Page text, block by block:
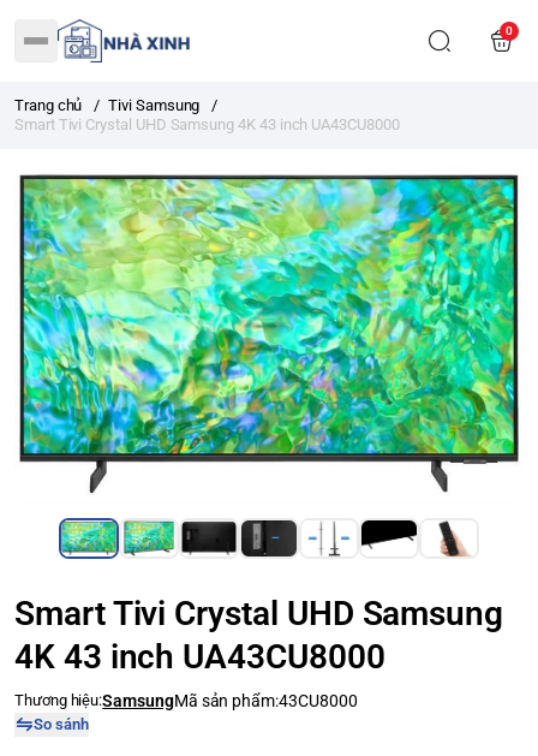
0
Trang chủ / Tivi Samsung
/
Smart Tivi Crystal UHD Samsung 4K 43 inch UA43CU8000
Smart Tivi Crystal UHD Samsung
4K 43 inch UA43CU8000
Thương hiệu:SamsungMã sản phẩm:43CU8000
So sánh